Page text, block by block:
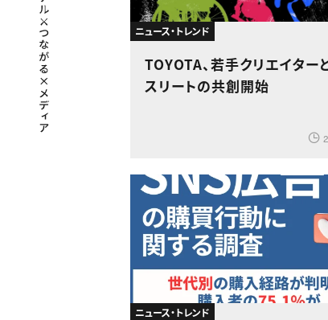
ニュース・トレンド
TOYOTA、若手クリエイター
スリートの共創開始
ニュース・トレンド